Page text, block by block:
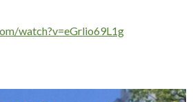
watch?v=eGrlio69L1g